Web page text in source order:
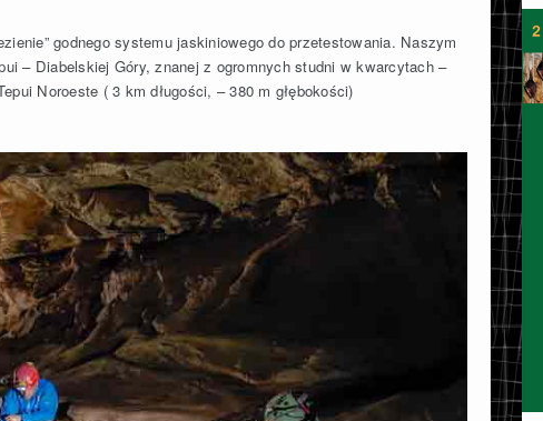
godnego systemu jaskiniowego do przetestowania. Naszym
– Diabelskiej Góry, znanej z ogromnych studni w kwarcytach –
Noroeste ( 3 km długości, – 380 m głębokości)